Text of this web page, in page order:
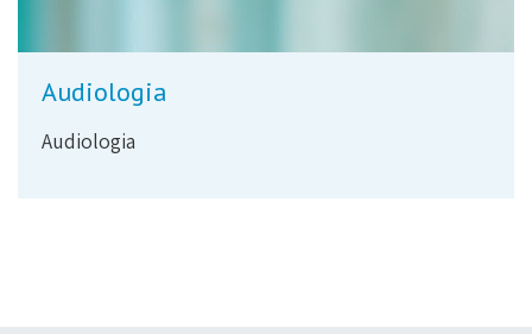
Audiologia
Audiologia